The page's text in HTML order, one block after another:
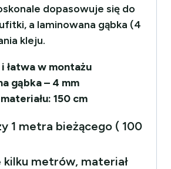
dopasowuje się do
a laminowana gąbka (4
kleju.
łatwa w montażu
gąbka – 4 mm
150 cm
1 metra bieżącego ( 100
kilku metrów, materiał